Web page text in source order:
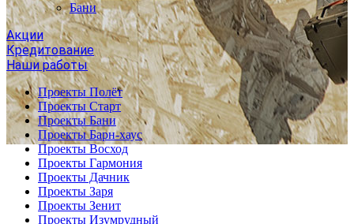
Бани
Акции
Кредитование
Наши работы
Проекты Полёт
Проекты Старт
Проекты Бани
Проекты Барн-хаус
Проекты Восход
Проекты Гармония
Проекты Дачник
Проекты Заря
Проекты Зенит
Проекты Изумрудный